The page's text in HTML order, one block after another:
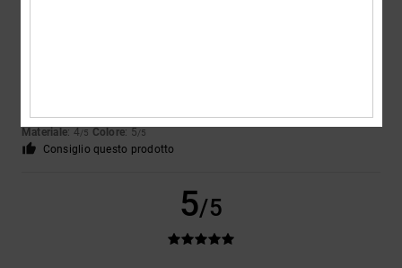
Comfort: 4/5 Rapporto qualità-prezzo: 5/5 Taglia: Taglia perfetta
Materiale: 4/5 Colore: 5/5
Consiglio questo prodotto
5/5